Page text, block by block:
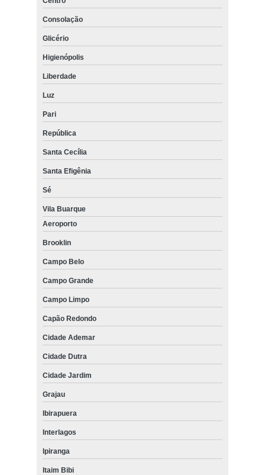
Consolação
Glicério
Higienópolis
Liberdade
Luz
Pari
República
Santa Cecília
Santa Efigênia
Sé
Vila Buarque
Aeroporto
Brooklin
Campo Belo
Campo Grande
Campo Limpo
Capão Redondo
Cidade Ademar
Cidade Dutra
Cidade Jardim
Grajau
Ibirapuera
Interlagos
Ipiranga
Itaim Bibi